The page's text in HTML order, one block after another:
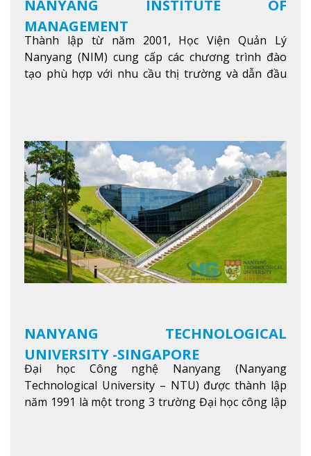
NANYANG INSTITUTE OF
MANAGEMENT
Thành lập từ năm 2001, Học Viện Quản Lý
Nanyang (NIM) cung cấp các chương trình đào
tạo phù hợp với nhu cầu thị trường và dẫn đầu
học tập và nghiên cứu chất lượng nhằm nâng cao
kỹ năng, kiến thức và năng lực của sinh viên và các
đối tác của trườngXem thêm
NANYANG TECHNOLOGICAL
UNIVERSITY -SINGAPORE
Đại học Công nghệ Nanyang (Nanyang
Technological University – NTU) được thành lập
năm 1991 là một trong 3 trường Đại học công lập